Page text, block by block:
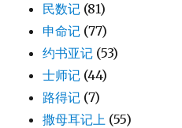
民数记 (81)
申命记 (77)
约书亚记 (53)
士师记 (44)
路得记 (7)
撒母耳记上 (55)